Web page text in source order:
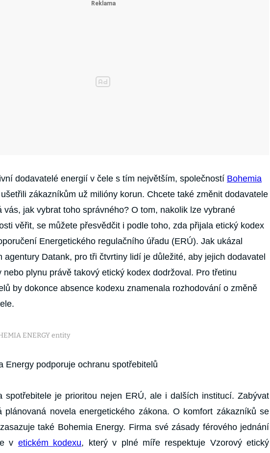
dodavatelé energií v čele s tím největším, společností Bohemia
zákazníkům už milióny korun. Chcete také změnit dodavatele
vás, jak vybrat toho správného? O tom, nakolik lze vybrané
věřit, se můžete přesvědčit i podle toho, zda přijala etický kodex
Energetického regulačního úřadu (ERÚ). Jak ukázal
agentury Datank, pro tři čtvrtiny lidí je důležité, aby jejich dodavatel
nebo plynu právě takový etický kodex dodržoval. Pro třetinu
by dokonce absence kodexu znamenala rozhodování o změně
ENERGY entity
Energy podporuje ochranu spotřebitelů
spotřebitele je prioritou nejen ERÚ, ale i dalších institucí. Zabývat
plánovaná novela energetického zákona. O komfort zákazníků se
také Bohemia Energy. Firma své zásady férového jednání
v etickém kodexu, který v plné míře respektuje Vzorový etický